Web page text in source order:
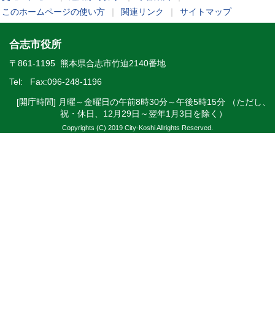
このホームページの使い方
関連リンク サイトマップ
合志市役所
〒861-1195 熊本県合志市竹迫2140番地
Tel: Fax:096-248-1196
[開庁時間] 月曜～金曜日の午前8時30分～午後5時15分 （ただし、
祝・休日、12月29日～翌年1月3日を除く）
Copyrights (C) 2019 City-Koshi Allrights Reserved.